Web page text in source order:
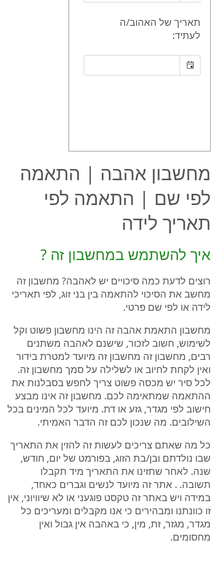
תאריך של האהוב/ה
לעתיד:
מחשבון אהבה | התאמה
לפי שם | התאמה לפי
תאריך לידה
איך להשתמש במחשבון זה ?
רוצים לדעת כמה סיכויים יש לאהבה? מחשבון זה
מחשב את הסיכוי להתאמה בין בני זוג, לפי תאריכי
לידה או לפי שם פרטי.
מחשבון התאמת אהבה זה הינו מחשבון פשוט וקל
לשימוש, חשוב לזכור, שישנם לאהבה משתנים
רבים, מחשבון זה מחשבון זה מיועד למטרת בידור
ואין לקחת לחיוב או לשלילה על סמך מחשבון זה.
לכל סיר יש מכסה פשוט צריך לחפש בסבלנות את
ההתאמה שמתאימה לכם. מחשבון זה אינו מבצע
חישוב לפי מגדר, גזע או דת. מיועד לכל המינים בכל
השילובים. מה שנכון לכם זה הדבר האמיתי.
כל מה שאתם צריכים לעשות זה להזין את התאריך
שבו נולדתם ובן/בת הזוג, בפורמט של יום, חודש,
שנה. לאחר שתזינו את התאריך מיד תקבלו
תשובה. . אתר זה מיועד לנשים וגברים כאחד,
במידה ויש באתר זה טקסט פוגעני או לא שיוויוני, אין
זו כוונתנו ומבהירים כי אנו מקבלים ומעריכים כל
מגדר, מגזר, זת, מין, כי באהבה אין גבול ואין
מחסומים.